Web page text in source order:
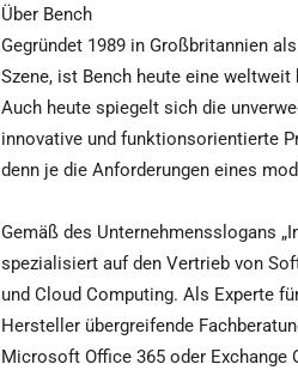
Über Bench
Gegründet 1989 in Großbritannien
Szene, ist Bench heute eine
Auch heute spiegelt sich die
innovative und funktionsorientierte
denn je die Anforderungen eines
Gemäß des Unternehmensslogans
spezialisiert auf den Vertrieb von
und Cloud Computing. Als Experte
Hersteller übergreifende
Microsoft Office 365 oder Exchange